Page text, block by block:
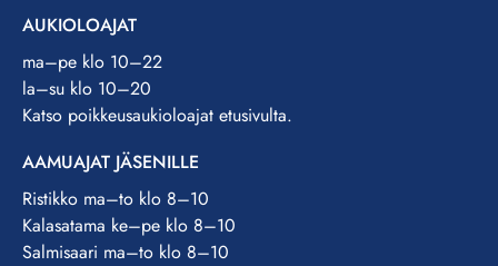
AUKIOLOAJAT
ma–pe klo 10–22
la–su klo 10–20
Katso poikkeusaukioloajat etusivulta.
AAMUAJAT JÄSENILLE
Ristikko ma–to klo 8–10
Kalasatama ke–pe klo 8–10
Salmisaari ma–to klo 8–10